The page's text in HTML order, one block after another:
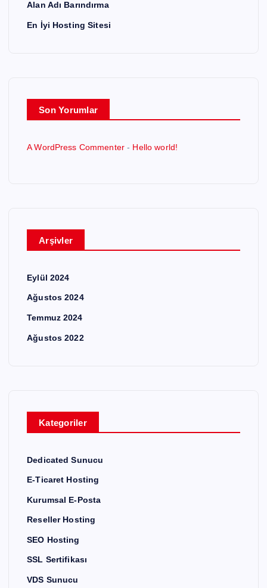
Alan Adı Barındırma
En İyi Hosting Sitesi
Son Yorumlar
A WordPress Commenter - Hello world!
Arşivler
Eylül 2024
Ağustos 2024
Temmuz 2024
Ağustos 2022
Kategoriler
Dedicated Sunucu
E-Ticaret Hosting
Kurumsal E-Posta
Reseller Hosting
SEO Hosting
SSL Sertifikası
VDS Sunucu